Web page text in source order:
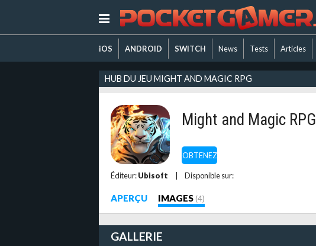
iOS ANDROID SWITCH News Tests Articles
HUB DU JEU MIGHT AND MAGIC RPG
OBTENEZ
Might and Magic RPG
Éditeur:Ubisoft Disponible sur:
APERÇU IMAGES (4)
GALLERIE